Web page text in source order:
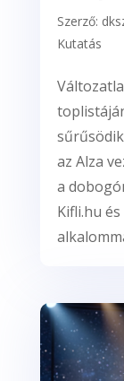
Szerző:
Kutatás
az Alza
a
Kifli.hu